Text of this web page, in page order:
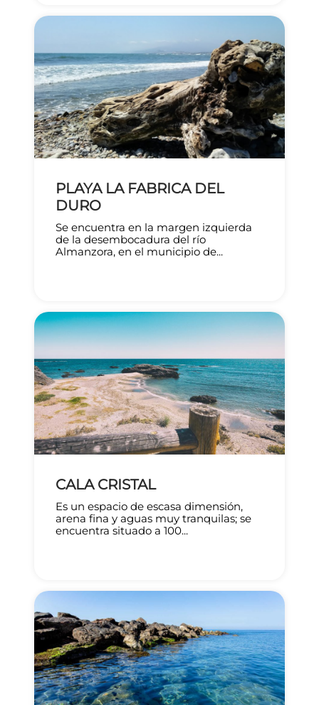
PLAYA LA FABRICA DEL
DURO
Se encuentra en la margen izquierda
de la desembocadura del río
Almanzora, en el municipio de...
CALA CRISTAL
Es un espacio de escasa dimensión,
arena fina y aguas muy tranquilas; se
encuentra situado a 100...